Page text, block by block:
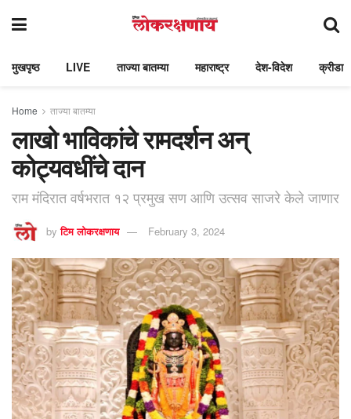
मुखपृष्ठ LIVE ताज्या बातम्या महाराष्ट्र देश-विदेश क्रीडा
Home ताज्या बातम्या
लाखो भाविकांचे रामदर्शन अन्
कोट्यवधींचे दान
राम मंदिरात वर्षभरात १२ प्रमुख सण आणि उत्सव साजरे केले जाणार
by टिम लोकरक्षणाय February 3, 2024